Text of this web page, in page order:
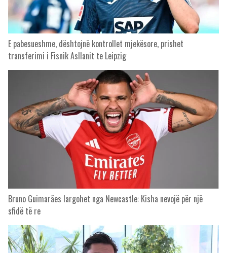
E pabesueshme, dështojnë kontrollet mjekësore, prishet
transferimi i Fisnik Asllanit te Leipzig
Bruno Guimarães largohet nga Newcastle: Kisha nevojë për një
sfidë të re